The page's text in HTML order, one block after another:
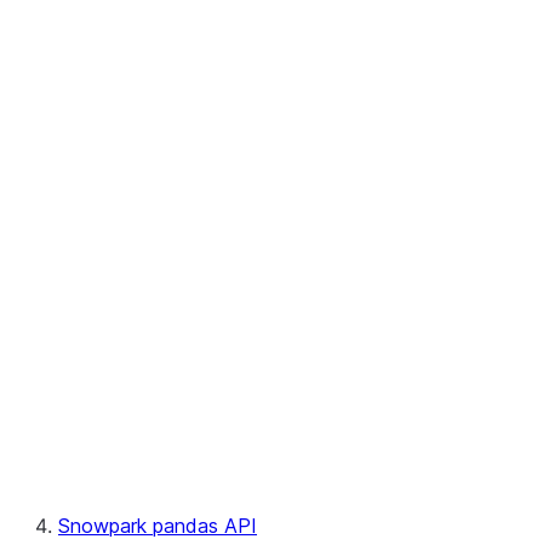
Snowpark pandas API